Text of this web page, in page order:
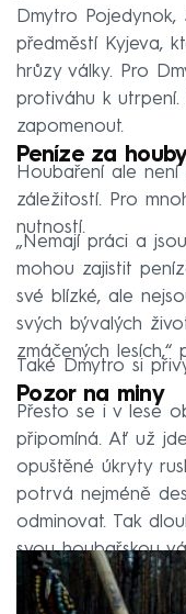
Dmytro
předměstí Kyjeva,
hrůzy války. Pro
protiváhu k
zapomenout.
Peníze za
Houbaření ale
záležitostí. Pro
nutností.
„Nemají práci a
mohou zajistit
své blízké, ale
svých bývalých
zmáčených lesích,“
Také Dmytro si
Pozor na miny
Přesto se i v lese
připomíná. Ať už
opuštěné úkryty
potrvá nejméně
odminovat. Tak
svou houbařskou